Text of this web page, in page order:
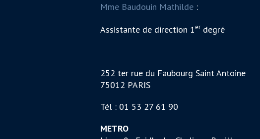
Mme Baudouin Mathilde :
Assistante de direction 1erdegré
252 ter rue du Faubourg Saint Antoine
75012 PARIS
Tél : 01 53 27 61 90
METRO